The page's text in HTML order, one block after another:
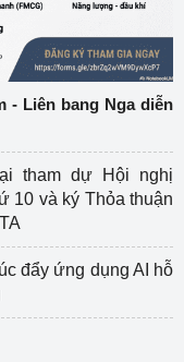
- Liên bang Nga diễn
tham dự Hội nghị
10 và ký Thỏa thuận
đẩy ứng dụng AI hỗ